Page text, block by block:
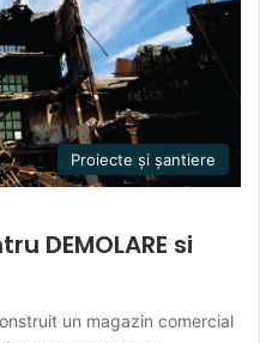
Proiecte și șantiere
DEMOLARE si
un magazin comercial